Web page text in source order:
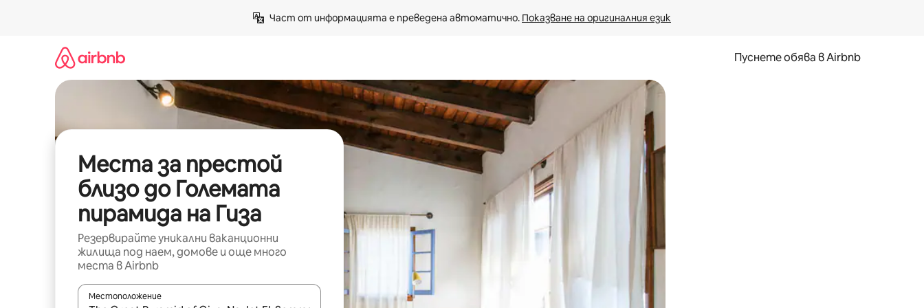
Част от информацията е преведена автоматично. Показване на оригиналния език
Пуснете обява в Airbnb
Места за престой
близо до Големата
пирамида на Гиза
Резервирайте уникални ваканционни
жилища под наем, домове и още много
места в Airbnb
Местоположение